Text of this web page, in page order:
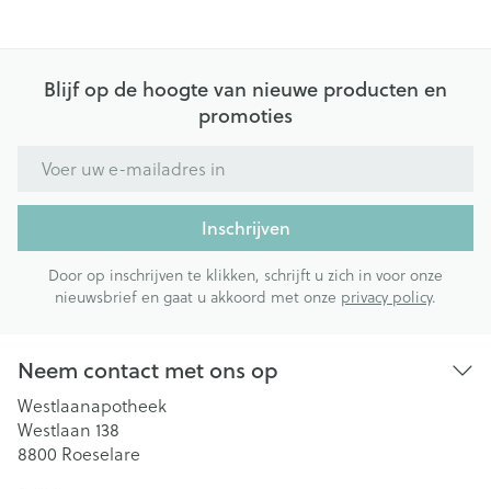
Blijf op de hoogte van nieuwe producten en
promoties
Inschrijven
Door op inschrijven te klikken, schrijft u zich in voor onze
nieuwsbrief en gaat u akkoord met onze privacy policy.
Neem contact met ons op
Westlaanapotheek
Westlaan 138
8800 Roeselare